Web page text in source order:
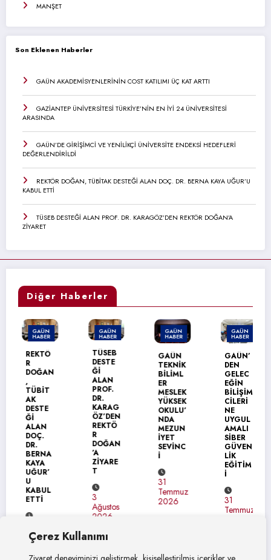
Çerez Kullanımı
MANŞET
Son Eklenen Haberler
GAÜN AKADEMİSYENLERİNİN COST KATILIMI ÜÇ KAT ARTTI
GAZİANTEP ÜNİVERSİTESİ TÜRKİYE’NİN EN İYİ 24 ÜNİVERSİTESİ
ARASINDA
GAÜN’DE GİRİŞİMCİ VE YENİLİKÇİ ÜNİVERSİTE ENDEKSİ HEDEFLERİ
DEĞERLENDİRİLDİ
REKTÖR DOĞAN, TÜBİTAK DESTEĞİ ALAN DOÇ. DR. BERNA KAYA UĞUR’U
KABUL ETTİ
TÜSEB DESTEĞİ ALAN PROF. DR. KARAGÖZ’DEN REKTÖR DOĞAN’A
ZİYARET
Diğer Haberler
GAÜN
HABER
REKTÖ
R
DOĞAN
TÜBİT
AK
DESTE
Ğİ
ALAN
DOÇ.
DR.
BERNA
KAYA
UĞUR’
U
KABUL
ETTİ
Ağustos
2026
GAÜN
HABER
TÜSEB
DESTE
Ğİ
ALAN
PROF.
DR.
KARAG
ÖZ’DEN
REKTÖ
R
DOĞAN
’A
ZİYARE
T
3
Ağustos
2026
GAÜN
HABER
GAÜN
TEKNİK
BİLİML
ER
MESLEK
YÜKSEK
OKULU’
NDA
MEZUN
İYET
SEVİNC
31
Temmuz
2026
GAÜN
HABER
GAÜN’
DEN
GELEC
EĞİN
BİLİŞİM
CİLERİ
NE
UYGUL
AMALI
SİBER
GÜVEN
LİK
EĞİTİM
31
Temmuz